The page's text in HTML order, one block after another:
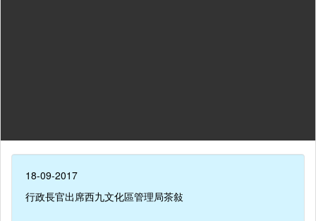
18-09-2017
行政長官出席西九文化區管理局茶敍